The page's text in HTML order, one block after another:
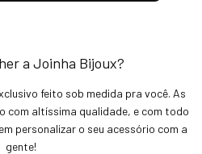
a Joinha Bijoux?
feito sob medida pra você. As
com altíssima qualidade, e com todo
personalizar o seu acessório com a
gente!